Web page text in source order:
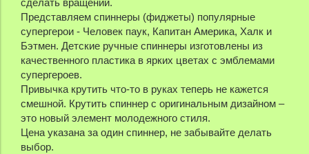
сделать вращений.
Представляем спиннеры (фиджеты) популярные
супергерои - Человек паук, Капитан Америка, Халк и
Бэтмен. Детские ручные спиннеры изготовлены из
качественного пластика в ярких цветах с эмблемами
супергероев.
Привычка крутить что-то в руках теперь не кажется
смешной. Крутить спиннер с оригинальным дизайном –
это новый элемент молодежного стиля.
Цена указана за один спиннер, не забывайте делать
выбор.